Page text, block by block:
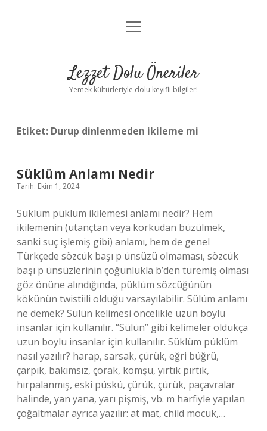
Anasayfa
Yasal Uyarı
menüyü
Lezzet Dolu Öneriler
Yemek kültürleriyle dolu keyifli bilgiler!
Etiket: Durup dinlenmeden ikileme mi
Süklüm Anlamı Nedir
Tarih: Ekim 1, 2024
Süklüm püklüm ikilemesi anlamı nedir? Hem
ikilemenin (utançtan veya korkudan büzülmek,
sanki suç işlemiş gibi) anlamı, hem de genel
Türkçede sözcük başı p ​​ünsüzü olmaması, sözcük
başı p ​​ünsüzlerinin çoğunlukla b’den türemiş olması
göz önüne alındığında, püklüm sözcüğünün
kökünün twistiili olduğu varsayılabilir. Sülüm anlamı
ne demek? Sülün kelimesi öncelikle uzun boylu
insanlar için kullanılır. “Sülün” gibi kelimeler oldukça
uzun boylu insanlar için kullanılır. Süklüm püklüm
nasıl yazılır? harap, sarsak, çürük, eğri büğrü,
çarpık, bakımsız, çorak, komşu, yırtık pırtık,
hırpalanmış, eski püskü, çürük, çürük, paçavralar
halinde, yan yana, yarı pişmiş, vb. m harfiyle yapılan
çoğaltmalar ayrıca yazılır: at mat, child mocuk,…